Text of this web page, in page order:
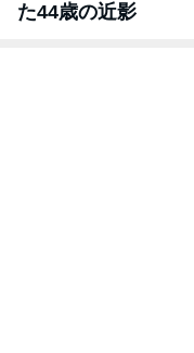
た44歳の近影